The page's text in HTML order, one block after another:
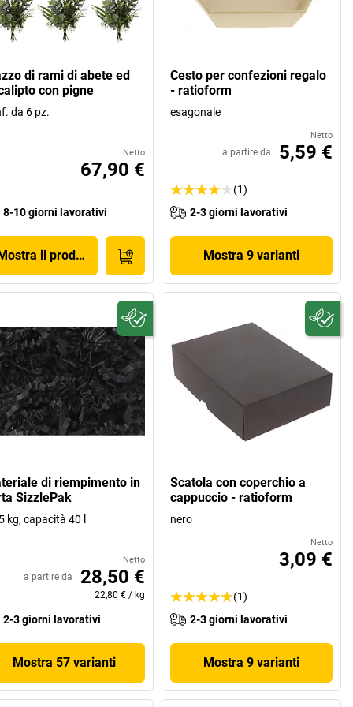
di rami di abete ed
con pigne
da 6 pz.
Netto
67,90 €
8-10 giorni lavorativi
il prodotto
Cesto per confezioni regalo
- ratioform
esagonale
Netto
a partire da 5,59 €
(1)
2-3 giorni lavorativi
Mostra 9 varianti
di riempimento in
SizzlePak
kg, capacità 40 l
Netto
a partire da 28,50 €
22,80 € /kg
2-3 giorni lavorativi
Mostra 57 varianti
Scatola con coperchio a
cappuccio - ratioform
nero
Netto
3,09 €
(1)
2-3 giorni lavorativi
Mostra 9 varianti